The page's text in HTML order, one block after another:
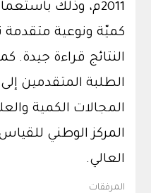
2011م، وذلك
كميّة ونوعية
النتائج قراءة جيدة.
الطلبة المتقدمين
المجالات الكمية
المركز الوطني
العالي.
المرفقات